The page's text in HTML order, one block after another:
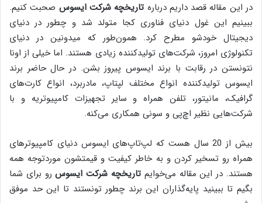
در این مقاله قصد داریم درباره تاریخچه شرکت ایسوس صحبت کنیم.
ببینیم این غول دنیای فناوری کجا متولد شد و چطور در دنیای
دیجیتال خودشو مطرح کرد. همون‌طور که میدونین در دنیای
تکنولوژی امروز، شرکت‌های تولیدکننده زیادی هستند. اما خیلی از اونا
نتونستن در رقابت با برند ایسوس پیروز بشن. در حال حاضر برند
ایسوس تولید‌کننده انواع مختلف لپتاپ، مادربرد، انواع کارت‌های
گرافیک، مانیتور، تلفن همراه و سایر تجهیزات کامپیوتریه و با
شرکت‌هایی نظیر اچ‌پی و سونی همکاری می‌کنه.
بیش از 20 سال هست که لپ‌تاپ‌های ایسوس دنیای کامپیوترهای
همراه رو تسخیر کردن و به خاطر کیفیت و قیمتشون موردتوجه همه
هستند. در این مقاله می‌خوایم تاریخچه شرکت ایسوسرو برای شما
بگیم تا ببینید پایه‌گذاران این برند چطور تونستند تا این حد موفق